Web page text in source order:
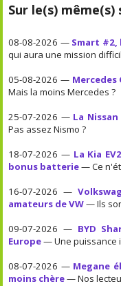
Sur le(s) même(s)
08-08-2026 — Smart #2,
qui aura une mission
05-08-2026 — Mercedes
Mais la moins Mercedes ?
25-07-2026 — La
Pas assez Nismo ?
18-07-2026 — La Kia
bonus batterie— Ce
16-07-2026 —
amateurs de VW— Ils
09-07-2026 — BYD
Europe— Une puissance
08-07-2026 — Megane
moins chère— Nos